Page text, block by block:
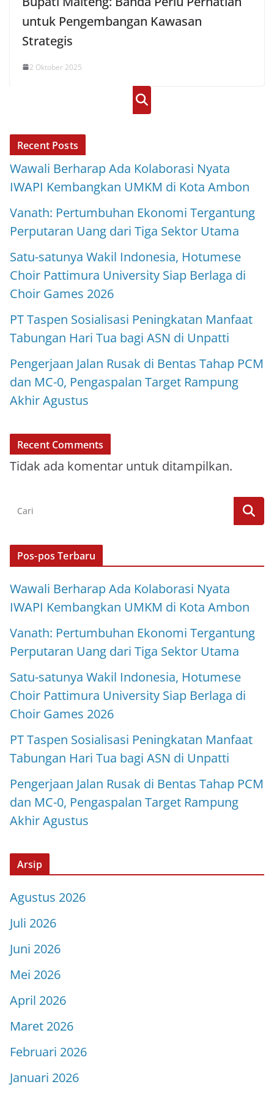
untuk Pengembangan Kawasan
Strategis
2 Oktober 2025
Cari
Recent Posts
Wawali Berharap Ada Kolaborasi Nyata
IWAPI Kembangkan UMKM di Kota Ambon
Vanath: Pertumbuhan Ekonomi Tergantung
Perputaran Uang dari Tiga Sektor Utama
Satu-satunya Wakil Indonesia, Hotumese
Choir Pattimura University Siap Berlaga di
Choir Games 2026
PT Taspen Sosialisasi Peningkatan Manfaat
Tabungan Hari Tua bagi ASN di Unpatti
Pengerjaan Jalan Rusak di Bentas Tahap PCM
dan MC-0, Pengaspalan Target Rampung
Akhir Agustus
Recent Comments
Tidak ada komentar untuk ditampilkan.
Pos-pos Terbaru
Wawali Berharap Ada Kolaborasi Nyata
IWAPI Kembangkan UMKM di Kota Ambon
Vanath: Pertumbuhan Ekonomi Tergantung
Perputaran Uang dari Tiga Sektor Utama
Satu-satunya Wakil Indonesia, Hotumese
Choir Pattimura University Siap Berlaga di
Choir Games 2026
PT Taspen Sosialisasi Peningkatan Manfaat
Tabungan Hari Tua bagi ASN di Unpatti
Pengerjaan Jalan Rusak di Bentas Tahap PCM
dan MC-0, Pengaspalan Target Rampung
Akhir Agustus
Arsip
Agustus 2026
Juli 2026
Juni 2026
Mei 2026
April 2026
Maret 2026
Februari 2026
Januari 2026